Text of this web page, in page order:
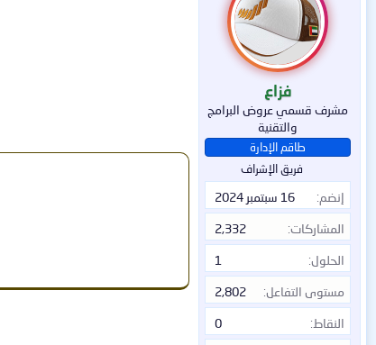
فزاع
مشرف قسمي عروض البرامج
والتقنية
طاقم الإدارة
فريق الإشراف
إنضم 16 سبتمبر 2024
المشاركات 2,332
الحلول 1
مستوى التفاعل 2,802
النقاط 0